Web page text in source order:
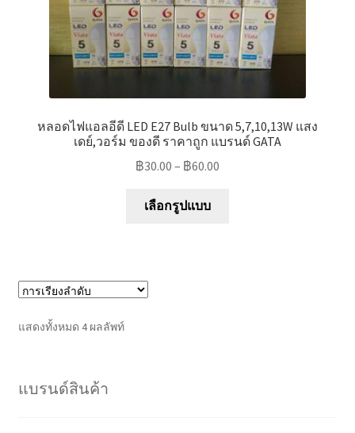
page
หลอดไฟแอลอีดี LED E27 Bulb ขนาด 5,7,10,13W แสง
เดย์,วอร์ม ของดี ราคาถูก แบรนด์ GATA
฿30.00 – ฿60.00
เลือกรูปแบบ
แสดงทั้งหมด 4 ผลลัพท์
แบรนด์สินค้า